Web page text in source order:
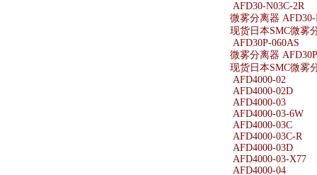
AFD30-N03C-2R
微雾分离器 AFD30-
现货日本SMC微雾
AFD30P-060AS
微雾分离器
现货日本SMC微雾
AFD4000-02
AFD4000-02D
AFD4000-03
AFD4000-03-6W
AFD4000-03C
AFD4000-03C-R
AFD4000-03D
AFD4000-03-X77
AFD4000-04